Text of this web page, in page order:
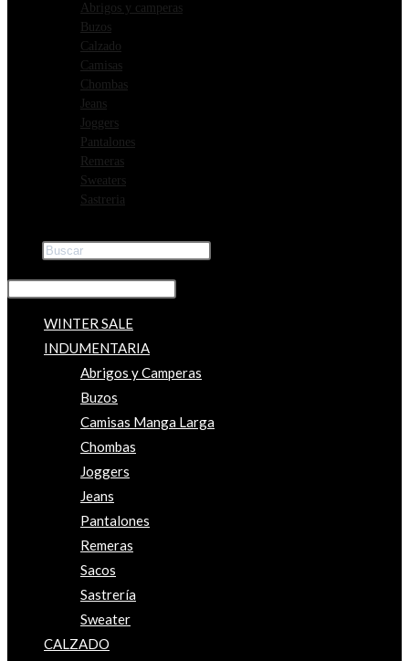
Abrigos y camperas
Buzos
Calzado
Camisas
Chombas
Jeans
Joggers
Pantalones
Remeras
Sweaters
Sastreria
WINTER SALE
INDUMENTARIA
Abrigos y Camperas
Buzos
Camisas Manga Larga
Chombas
Joggers
Jeans
Pantalones
Remeras
Sacos
Sastrería
Sweater
CALZADO